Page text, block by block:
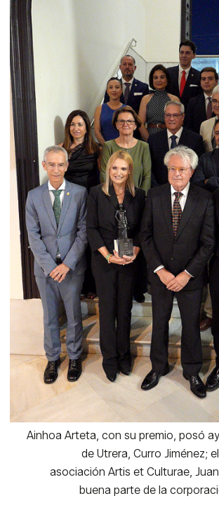
Ainhoa Arteta, con su premio, posó
de Utrera, Curro Jiménez;
asociación Artis et Culturae,
buena parte de la
P: Hasta el siglo XVIII, cuando el
peregrinación.
Sí, me encanta la Historia y
Virgen de Consolación antes de